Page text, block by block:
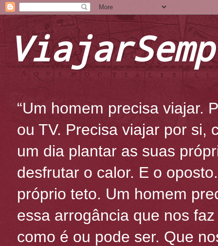
“Um homem precisa viajar.
ou TV. Precisa viajar por si,
um dia plantar as suas
desfrutar o calor. E o
próprio teto. Um homem
essa arrogância que nos
como é ou pode ser. Que